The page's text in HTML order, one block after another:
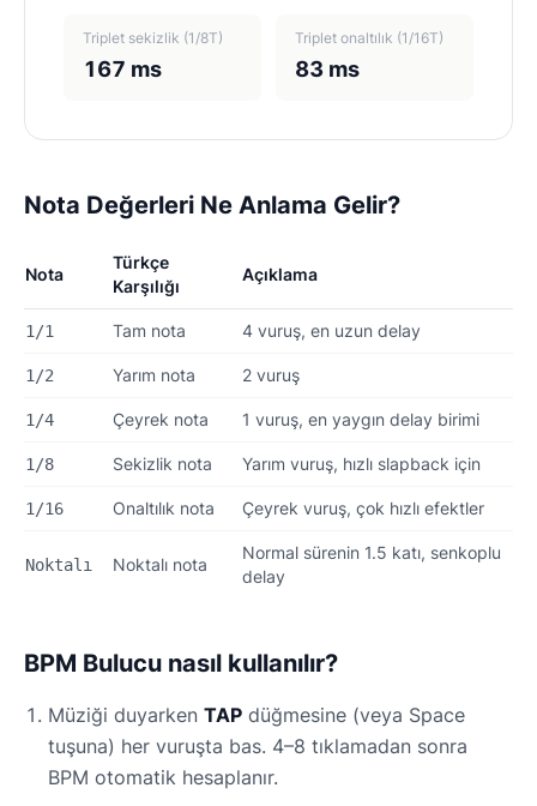
Triplet sekizlik (1/8T)
167 ms
Triplet onaltılık (1/16T)
83 ms
Nota Değerleri Ne Anlama Gelir?
Nota
Türkçe
Karşılığı
Açıklama
1/1 Tam nota 4 vuruş, en uzun delay
1/2 Yarım nota 2 vuruş
1/4 Çeyrek nota 1 vuruş, en yaygın delay birimi
1/8 Sekizlik nota Yarım vuruş, hızlı slapback için
1/16 Onaltılık nota Çeyrek vuruş, çok hızlı efektler
Noktalı Noktalı nota
Normal sürenin 1.5 katı, senkoplu
delay
BPM Bulucu nasıl kullanılır?
Müziği duyarken TAP düğmesine (veya Space
tuşuna) her vuruşta bas. 4–8 tıklamadan sonra
BPM otomatik hesaplanır.